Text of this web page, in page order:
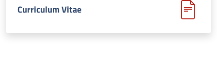
Curriculum Vitae